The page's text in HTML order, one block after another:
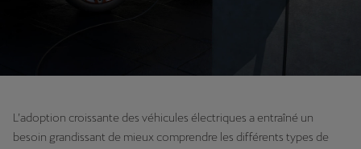
L’adoption croissante des véhicules électriques a entraîné un
besoin grandissant de mieux comprendre les différents types de